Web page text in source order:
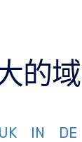
的
IN DE